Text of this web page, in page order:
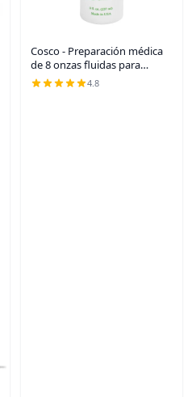
Cosco - Preparación médica
de 8 onzas fluidas para
transferencia de tatuaje.
Líquido verde a base de
4.8